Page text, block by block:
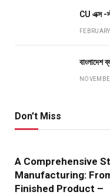
CU এক্স -
বাংলাদেশ
Don't Miss
A Comprehensive
Manufacturing:
Finished Product –